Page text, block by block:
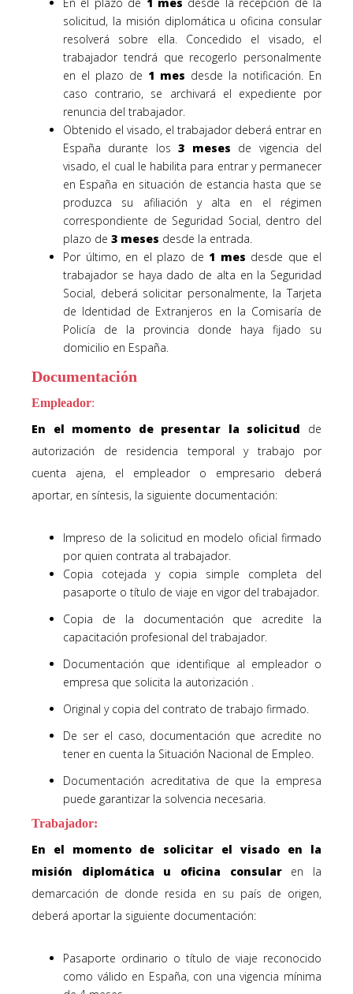
solicitud, la misión diplomática u oficina consular
resolverá sobre ella. Concedido el visado, el
trabajador tendrá que recogerlo personalmente
en el plazo de 1 mes desde la notificación . En
caso contrario, se archivará el expediente por
renuncia del trabajador.
Obtenido el visado, el trabajador deberá entrar en
España durante los3 meses de vigencia del
visado, el cual le habilita para entrar y permanecer
en España en situación de estancia hasta que se
produzca su afiliación y alta en el régimen
correspondiente de Seguridad Social, dentro del
plazo de 3 meses desde la entrada.
Por último, en el plazo de 1 mes desde que el
trabajador se haya dado de alta en la Seguridad
Social, deberá solicitar personalmente, la Tarjeta
de Identidad de Extranjeros en la Comisaría de
Policía de la provincia donde haya fijado su
domicilio en España.
Documentación
Empleador:
En el momento de presentar la solicitud de
autorización de residencia temporal y trabajo por
cuenta ajena, el empleador o empresario deberá
aportar, en síntesis, la siguiente documentación:
Impreso de la solicitud en modelo oficial firmado
por quien contrata al trabajador.
Copia cotejada y copia simple completa del
pasaporte o título de viaje en vigor del trabajador.
Copia de la documentación que acredite la
capacitación profesional del trabajador.
Documentación que identifique al empleador o
empresa que solicita la autorización .
Original y copia del contrato de trabajo firmado.
De ser el caso, documentación que acredite no
tener en cuenta la Situación Nacional de Empleo.
Documentación acreditativa de que la empresa
puede garantizar la solvencia necesaria.
Trabajador:
En el momento de solicitar el visado en la
misión diplomática u oficina consular en la
demarcación de donde resida en su país de origen,
deberá aportar la siguiente documentación:
Pasaporte ordinario o título de viaje reconocido
como válido en España, con una vigencia mínima